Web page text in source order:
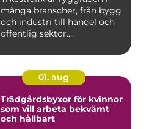
många branscher, från bygg
och industri till handel och
offentlig sektor....
01. aug
Trädgårdsbyxor för kvinnor
som vill arbeta bekvämt
och hållbart